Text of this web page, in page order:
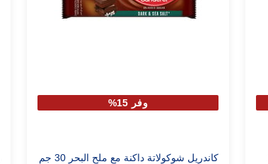
وفر 15%
كاندريل شوكولاتة داكنة مع ملح البحر 30 جم